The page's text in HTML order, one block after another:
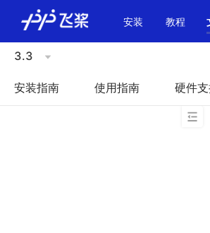
安装 教程
3.3
安装指南 使用指南 硬件